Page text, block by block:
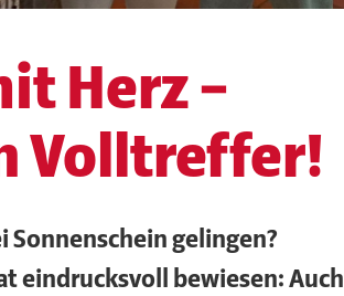
Herz –
Volltreffer!
Sonnenschein gelingen?
eindrucksvoll bewiesen: Auch